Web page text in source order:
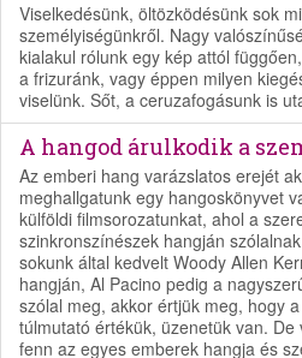
Viselkedésünk, öltözködésünk sok
személyiségünkről. Nagy
kialakul rólunk egy kép attól
a frizuránk, vagy éppen milyen
viselünk. Sőt, a ceruzafogásunk is
A hangod árulkodik a
Az emberi hang varázslatos erejét
meghallgatunk egy hangoskönyvet
külföldi filmsorozatunkat, ahol a
szinkronszínészek hangján
sokunk által kedvelt Woody Allen
hangján, Al Pacino pedig a
szólal meg, akkor értjük meg, hogy
túlmutató értékük, üzenetük van. De
fenn az egyes emberek hangja és